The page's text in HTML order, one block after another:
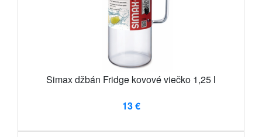
Simax džbán Fridge kovové viečko 1,25 l
13 €